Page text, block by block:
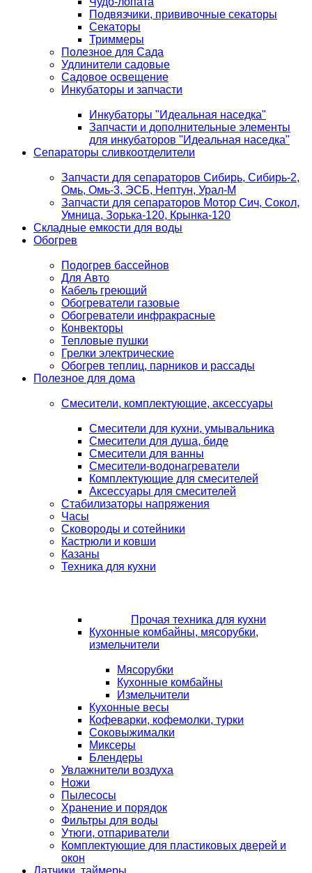
Подвязчики, прививочные секаторы
Секаторы
Триммеры
Полезное для Сада
Удлинители садовые
Садовое освещение
Инкубаторы и запчасти
Инкубаторы "Идеальная наседка"
Запчасти и дополнительные элементы
для инкубаторов "Идеальная наседка"
Сепараторы сливкоотделители
Запчасти для сепараторов Сибирь, Сибирь-2,
Омь, Омь-3, ЭСБ, Нептун, Урал-М
Запчасти для сепараторов Мотор Сич, Сокол,
Умница, Зорька-120, Крынка-120
Складные емкости для воды
Обогрев
Подогрев бассейнов
Для Авто
Кабель греющий
Обогреватели газовые
Обогреватели инфракрасные
Конвекторы
Тепловые пушки
Грелки электрические
Обогрев теплиц, парников и рассады
Полезное для дома
Смесители, комплектующие, аксессуары
Смесители для кухни, умывальника
Смесители для душа, биде
Смесители для ванны
Смесители-водонагреватели
Комплектующие для смесителей
Аксессуары для смесителей
Стабилизаторы напряжения
Часы
Сковороды и сотейники
Кастрюли и ковши
Казаны
Техника для кухни
Прочая техника для кухни
Кухонные комбайны, мясорубки,
измельчители
Мясорубки
Кухонные комбайны
Измельчители
Кухонные весы
Кофеварки, кофемолки, турки
Соковыжималки
Миксеры
Блендеры
Увлажнители воздуха
Ножи
Пылесосы
Хранение и порядок
Фильтры для воды
Утюги, отпариватели
Комплектующие для пластиковых дверей и
окон
Датчики, таймеры